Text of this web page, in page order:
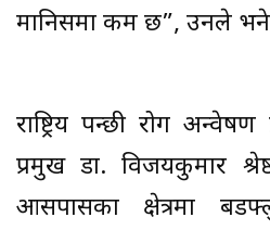
मानिसमा कम छ”, उनले भने
राष्ट्रिय पन्छी रोग
प्रमुख डा. विजयकुमार
आसपासका क्षेत्रमा